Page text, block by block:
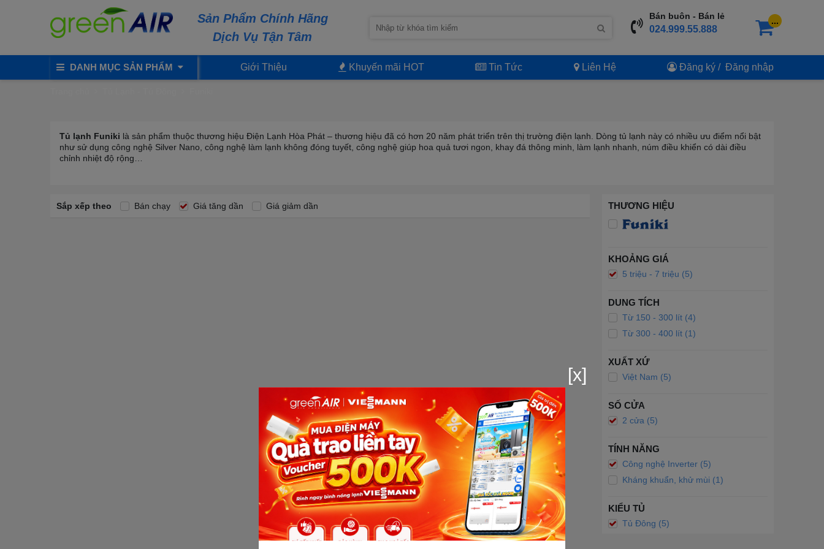
Sản Phẩm Chính Hãng
Dịch Vụ Tận Tâm
Bán buôn - Bán lẻ
024.999.55.888
...
DANH MỤC SẢN PHẨM Giới Thiệu Khuyến mãi HOT Tin Tức Liên Hệ Đăng ký / Đăng nhập
Tủ lạnh Funiki là sản phẩm thuộc thương hiệu Điện Lạnh Hòa Phát – thương hiệu đã có hơn 20 năm phát triển trên thị trường điện lạnh. Dòng tủ lạnh này có nhiều ưu điểm nổi bật
như sử dụng công nghệ Silver Nano, công nghệ làm lạnh không đóng tuyết, công nghệ giúp hoa quả tươi ngon, khay đá thông minh, làm lạnh nhanh, núm điều khiển có dài điều
chỉnh nhiệt độ rộng…
Sắp xếp theo Bán chạy Giá tăng dần Giá giảm dần THƯƠNG HIỆU
KHOẢNG GIÁ
5 triệu - 7 triệu (5)
DUNG TÍCH
Từ 150 - 300 lít (4)
Từ 300 - 400 lít (1)
XUẤT XỨ
Việt Nam (5)
SỐ CỬA
2 cửa (5)
TÍNH NĂNG
Công nghệ Inverter (5)
Kháng khuẩn, khử mùi (1)
KIỂU TỦ
Tủ Đông (5)
[x]